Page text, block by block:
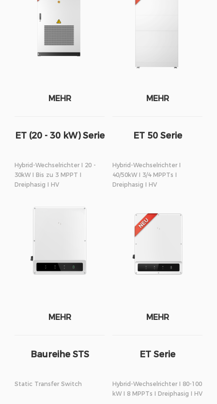
MEHR MEHR
ET (20 - 30 kW) Serie
Hybrid-Wechselrichter I 20 -
30kW I Bis zu 3 MPPT I
Dreiphasig I HV
MEHR
ET 50 Serie
Hybrid-Wechselrichter I
40/50kW I 3/4 MPPTs I
Dreiphasig I HV
MEHR
Baureihe STS
Static Transfer Switch
ET Serie
Hybrid-Wechselrichter I 80-100
kW I 8 MPPTs I Dreiphasig I HV